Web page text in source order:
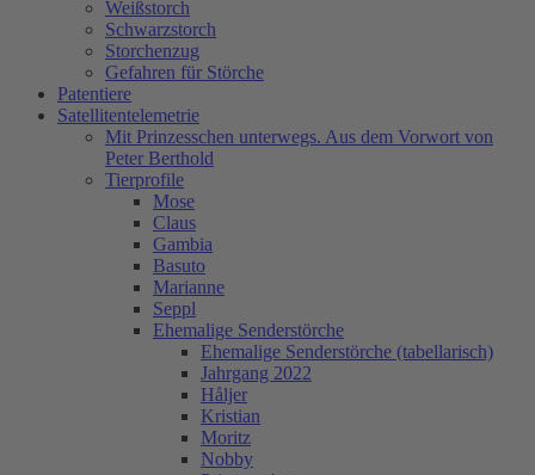
Weißstorch
Schwarzstorch
Storchenzug
Gefahren für Störche
Patentiere
Satellitentelemetrie
Mit Prinzesschen unterwegs. Aus dem Vorwort von
Peter Berthold
Tierprofile
Mose
Claus
Gambia
Basuto
Marianne
Seppl
Ehemalige Senderstörche
Ehemalige Senderstörche (tabellarisch)
Jahrgang 2022
Håljer
Kristian
Moritz
Nobby